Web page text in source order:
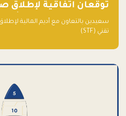
توقعان اتفاقية لإطلاق
جريء تقني (STF) - مشغل من قبل فـلك
سعيدين بالتعاون مع أديم المالية
تقني (STF)